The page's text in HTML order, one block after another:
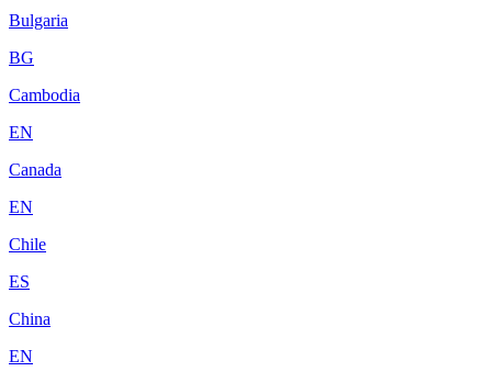
Bulgaria
BG
Cambodia
EN
Canada
EN
Chile
ES
China
EN